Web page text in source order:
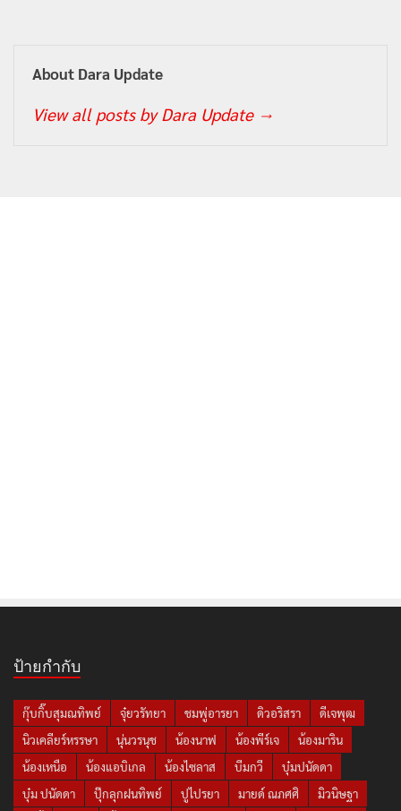
About Dara Update
View all posts by Dara Update →
ป้ายกำกับ
กุ๊บกิ๊บสุมณทิพย์ จุ๋ยวรัทยา ชมพู่อารยา ดิวอริสรา
ดีเจพุฒ
นิวเคลียร์หรรษา
นุ่นวรนุช น้องนาฟ น้องพีร์เจ
น้องมาริน
น้องเหนือ
น้องแอบิเกล น้องไซลาส บีมกวี
บุ๋มปนัดดา
บุ๋ม ปนัดดา
ปุ๊กลุกฝนทิพย์ ปูไปรยา มายด์ ณภศศิ
มิวนิษฐา